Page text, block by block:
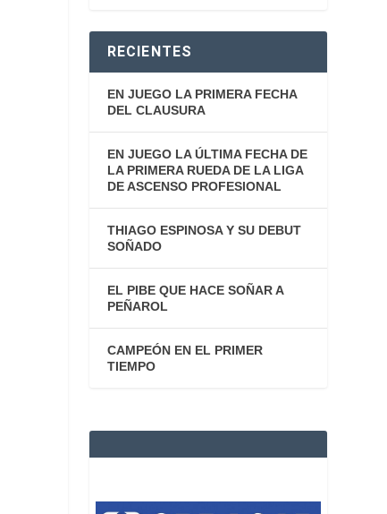
RECIENTES
EN JUEGO LA PRIMERA FECHA
DEL CLAUSURA
EN JUEGO LA ÚLTIMA FECHA DE
LA PRIMERA RUEDA DE LA LIGA
DE ASCENSO PROFESIONAL
THIAGO ESPINOSA Y SU DEBUT
SOÑADO
EL PIBE QUE HACE SOÑAR A
PEÑAROL
CAMPEÓN EN EL PRIMER
TIEMPO